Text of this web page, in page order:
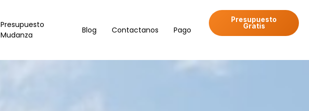
Presupuesto
Mudanza
Blog Contactanos Pago
Presupuesto
Gratis